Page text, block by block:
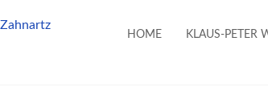
HOME KLAUS-PETER